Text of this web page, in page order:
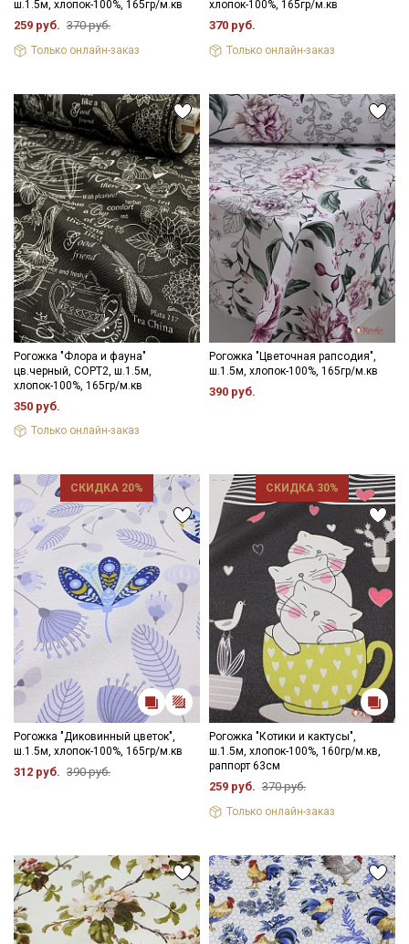
ш.1.5м, хлопок-100%, 165гр/м.кв
259 руб. 370 руб.
Только онлайн-заказ
хлопок-100%, 165гр/м.кв
370 руб.
Только онлайн-заказ
Рогожка "Флора и фауна"
цв.черный, СОРТ2, ш.1.5м,
хлопок-100%, 165гр/м.кв
350 руб.
Только онлайн-заказ
Рогожка "Цветочная рапсодия",
ш.1.5м, хлопок-100%, 165гр/м.кв
390 руб.
СКИДКА 20%
Рогожка "Диковинный цветок",
ш.1.5м, хлопок-100%, 165гр/м.кв
312 руб. 390 руб.
СКИДКА 30%
Рогожка "Котики и кактусы",
ш.1.5м, хлопок-100%, 160гр/м.кв,
раппорт 63см
259 руб. 370 руб.
Только онлайн-заказ
Ознакомлен(а) сПолитикой обработки персональных
данныхи даю
Согласие на обработку персональных